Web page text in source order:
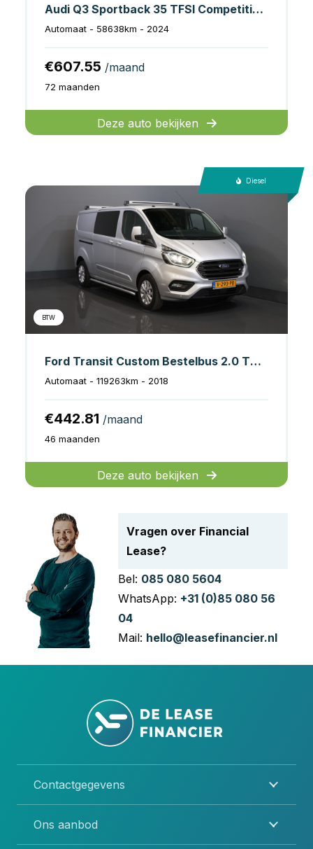
Audi Q3 Sportback 35 TFSI Competition 3x S-Line, Pano,Sfeer,SideAs
Automaat - 58638km - 2024
€607.55 /maand
72 maanden
Deze auto bekijken
Diesel
BTW
Ford Transit Custom Bestelbus 2.0 TDCI 130 pk Aut. L2 Limited DC Dubbel Cabine 2xSchuifdeur/ Stoelverw./ Carplay/ Cruise/ PDC/ Camera/ Navi/ Trekhaak/ Alarm I
Automaat - 119263km - 2018
€442.81 /maand
46 maanden
Deze auto bekijken
Vragen over Financial
Lease?
Bel: 085 080 5604
WhatsApp: +31 (0)85 080 56
04
Mail: hello@leasefinancier.nl
Contactgegevens
Ons aanbod